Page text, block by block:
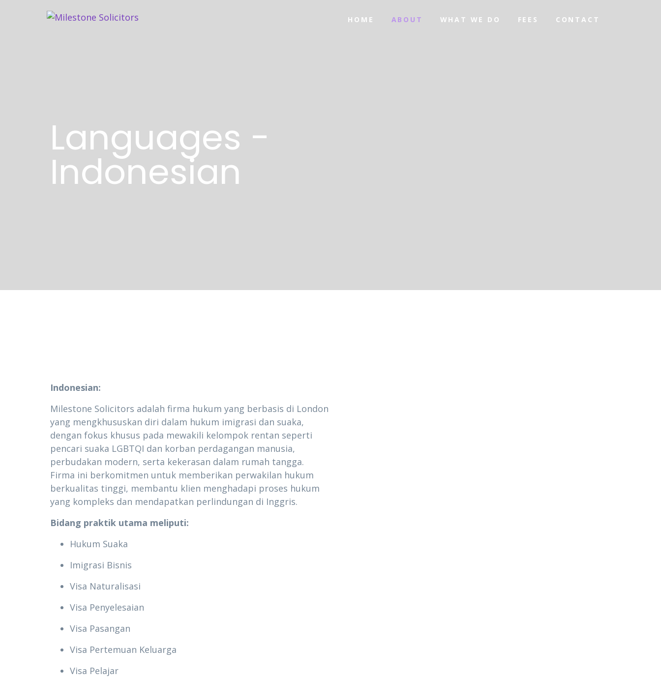
HOME ABOUT WHAT WE DO FEES CONTACT
Languages -
Indonesian
Indonesian:
Milestone Solicitors adalah firma hukum yang berbasis di London
yang mengkhususkan diri dalam hukum imigrasi dan suaka,
dengan fokus khusus pada mewakili kelompok rentan seperti
pencari suaka LGBTQI dan korban perdagangan manusia,
perbudakan modern, serta kekerasan dalam rumah tangga.
Firma ini berkomitmen untuk memberikan perwakilan hukum
berkualitas tinggi, membantu klien menghadapi proses hukum
yang kompleks dan mendapatkan perlindungan di Inggris.
Bidang praktik utama meliputi:
Hukum Suaka
Imigrasi Bisnis
Visa Naturalisasi
Visa Penyelesaian
Visa Pasangan
Visa Pertemuan Keluarga
Visa Pelajar